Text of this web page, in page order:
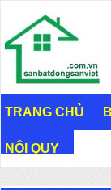
TRANG CHỦ
NỘI QUY